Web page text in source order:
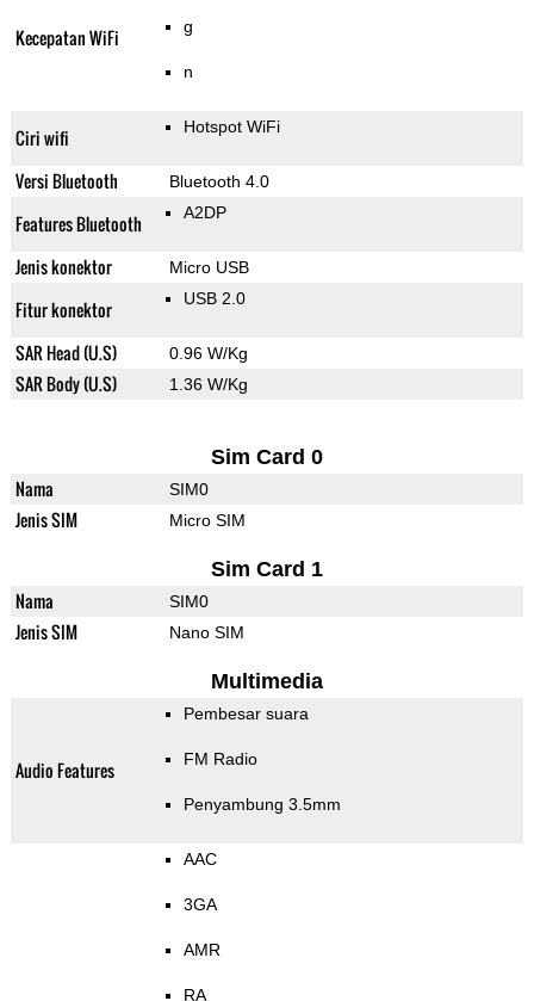
Kecepatan WiFi g
n
Ciri wifi Hotspot WiFi
Versi Bluetooth Bluetooth 4.0
Features Bluetooth A2DP
Jenis konektor Micro USB
Fitur konektor USB 2.0
SAR Head (U.S) 0.96 W/Kg
SAR Body (U.S) 1.36 W/Kg
Sim Card 0
Nama SIM0
Jenis SIM Micro SIM
Sim Card 1
Nama SIM0
Jenis SIM Nano SIM
Multimedia
Audio Features
Pembesar suara
FM Radio
Penyambung 3.5mm
AAC
3GA
AMR
RA